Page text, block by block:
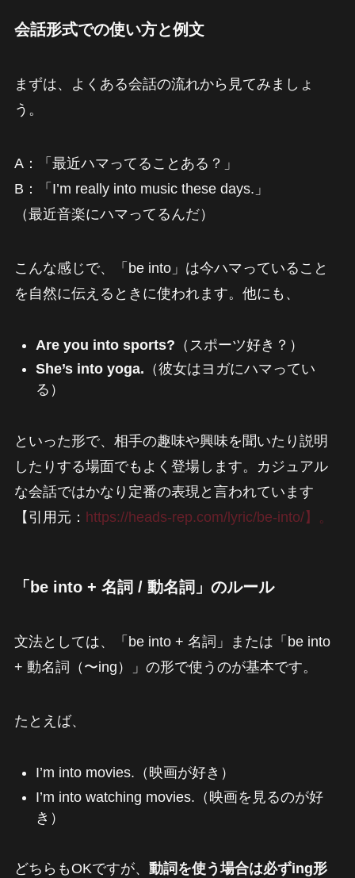
会話形式での使い方と例文
まずは、よくある会話の流れから見てみましょ
う。
A：「最近ハマってることある？」
B：「I’m really into music these days.」
（最近音楽にハマってるんだ）
こんな感じで、「be into」は今ハマっていること
を自然に伝えるときに使われます。他にも、
Are you into sports? （スポーツ好き？）
She’s into yoga. （彼女はヨガにハマってい
る）
といった形で、相手の趣味や興味を聞いたり説明
したりする場面でもよく登場します。カジュアル
な会話ではかなり定番の表現と言われています
【引用元： https://heads-rep.com/lyric/be-into/】。
「be into + 名詞 / 動名詞」のルール
文法としては、「be into + 名詞」または「be into
+ 動名詞（〜ing）」の形で使うのが基本です。
たとえば、
I’m into movies.（映画が好き）
I’m into watching movies.（映画を見るのが好
き）
どちらもOKですが、 動詞を使う場合は必ずing形